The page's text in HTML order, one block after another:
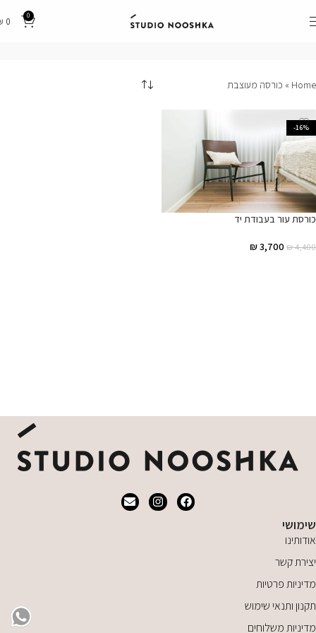
0
0
Home
» כורסה מעוצבת
-16%
כורסת עור בעבודת יד
₪4,400
₪3,700
שימושי
אודותינו
יצירת קשר
מדיניות פרטיות
תקנון ותנאי שימוש
מדיניות משלוחים